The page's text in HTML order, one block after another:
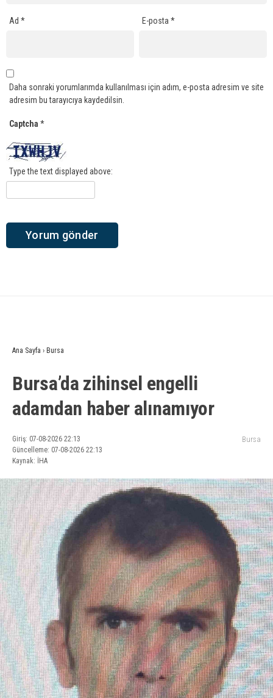
Ad * E-posta*
Daha sonraki yorumlarımda kullanılması için adım, e-posta adresim ve site
adresim bu tarayıcıya kaydedilsin.
Captcha *
Type the text displayed above:
Ana Sayfa › Bursa
Bursa’da zihinsel engelli
adamdan haber alınamıyor
Giriş: 07-08-2026 22:13
Güncelleme: 07-08-2026 22:13
Kaynak: İHA
Bursa